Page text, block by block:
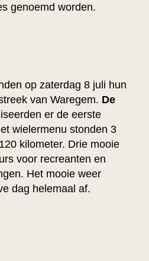
genoemd worden.
op zaterdag 8 juli hun
van Waregem. De
er de eerste
wielermenu stonden 3
kilometer. Drie mooie
voor recreanten en
Het mooie weer
dag helemaal af.